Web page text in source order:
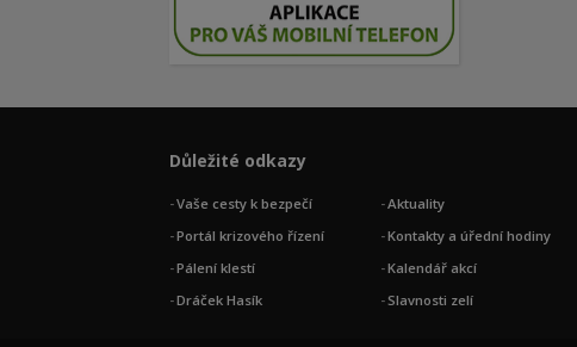
Důležité odkazy
Vaše cesty k bezpečí
Portál krizového řízení
Pálení klestí
Dráček Hasík
Aktuality
Kontakty a úřední hodiny
Kalendář akcí
Slavnosti zelí